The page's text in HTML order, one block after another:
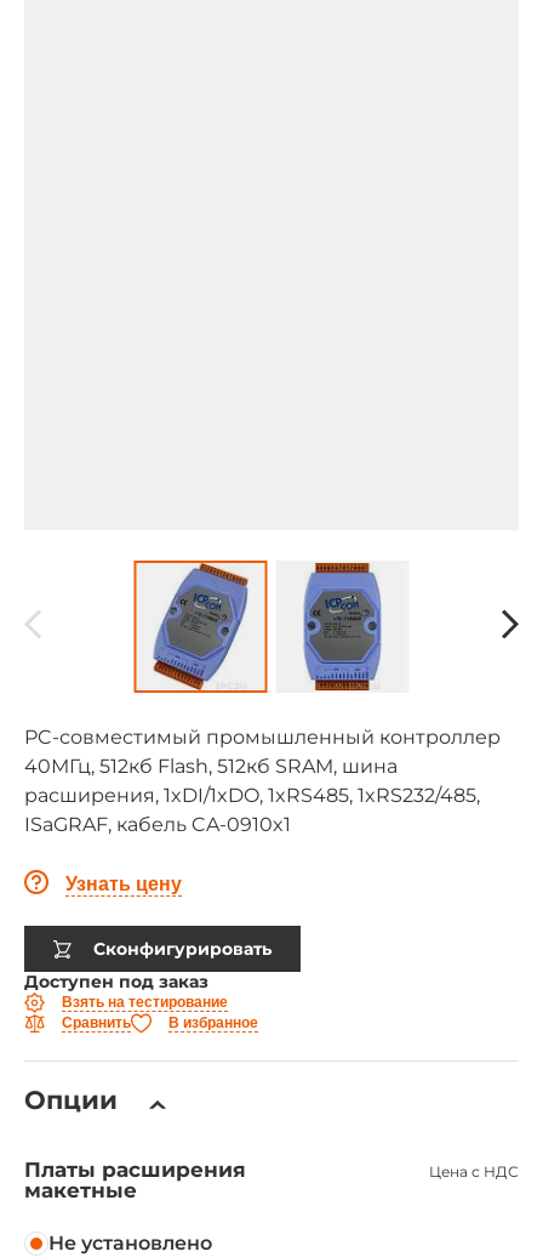
PC-совместимый промышленный контроллер
40МГц, 512кб Flash, 512кб SRAM, шина
расширения, 1xDI/1xDO, 1xRS485, 1xRS232/485,
ISaGRAF, кабель CA-0910x1
Узнать цену
Сконфигурировать
Доступен под заказ
Взять на тестирование
Сравнить
В избранное
Опции
Платы расширения
макетные
Цена с НДС
Не установлено